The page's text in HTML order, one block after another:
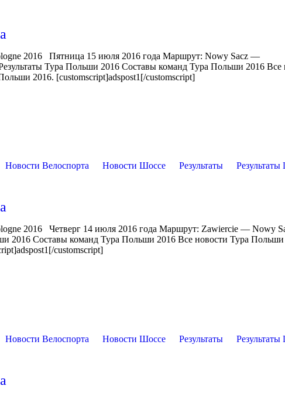
2016 Пятница 15 июля 2016 года Маршрут: Nowy Sacz —
Тура Польши 2016 Составы команд Тура Польши 2016 Все
2016. [customscript]adspost1[/customscript]
Новости Велоспорта Новости Шоссе Результаты
2016 Четверг 14 июля 2016 года Маршрут: Zawiercie — Nowy
2016 Составы команд Тура Польши 2016 Все новости Тура Польши
customscript]
Новости Велоспорта Новости Шоссе Результаты